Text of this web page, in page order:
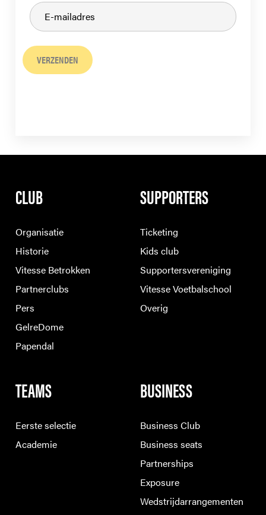
VERZENDEN
CLUB
Organisatie
Historie
Vitesse Betrokken
Partnerclubs
Pers
GelreDome
Papendal
SUPPORTERS
Ticketing
Kids club
Supportersvereniging
Vitesse Voetbalschool
Overig
TEAMS
Eerste selectie
Academie
BUSINESS
Business Club
Business seats
Partnerships
Exposure
Wedstrijdarrangementen